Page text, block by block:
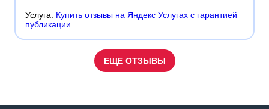
Услуга: Купить отзывы на Яндекс Услугах с гарантией
публикации
ЕЩЕ ОТЗЫВЫ